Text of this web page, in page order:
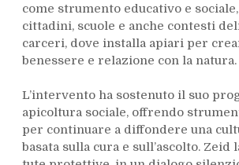
come strumento educativo e
cittadini, scuole e anche contesti
carceri, dove installa apiari per
benessere e relazione con la natura.
L’intervento ha sostenuto il suo
apicoltura sociale, offrendo
per continuare a diffondere una
basata sulla cura e sull’ascolto. Zeid